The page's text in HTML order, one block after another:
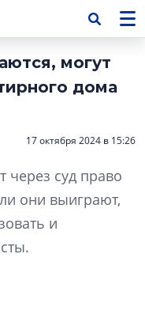
могут
дома
17 октября 2024 в 15:26
через суд право
они выиграют,
и